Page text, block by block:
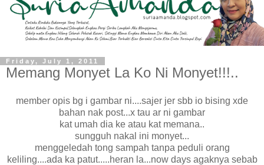
Friday, July 1, 2011
Memang Monyet La Ko Ni Monyet!!!..
member opis bg i gambar ni....sajer jer sbb io bising xde
bahan nak post...x tau ar ni gambar
kat umah dia ke atau kat memana..
sungguh nakal ini monyet...
menggeledah tong sampah tanpa peduli orang
keliling....ada ka patut.....heran la...now days agaknya sebab